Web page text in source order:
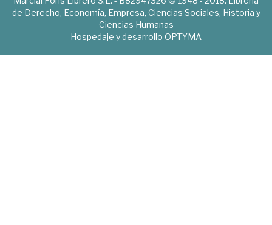
de Derecho, Economía, Empresa, Ciencias Sociales, Historia y
Ciencias Humanas
Hospedaje y desarrollo OPTYMA